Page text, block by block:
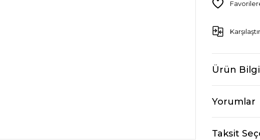
Karşılaştır
Ürün
Yorumlar
Taksit